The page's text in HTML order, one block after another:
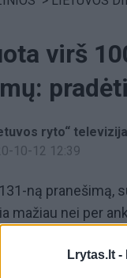
Lrytas.lt -
virš
ryto“ televizija
10-12 12:39
ną pranešimą,
mažiau nei per
Dar septyni
įtartinų